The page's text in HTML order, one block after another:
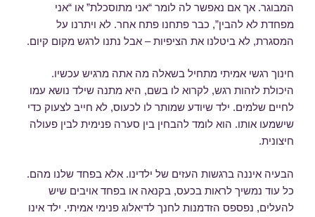
המבוגר. אך אם נאפשר לה לומר “אני מתוסכלת” או “אני
מפחדת לא להבין”, כבר פתחנו פתח אחר. לא ויתרנו על
המסגרת, לא ביטלנו את הציפיות – אבל נתנו לרגש מקום קיום.
חינוך רגשי אמיתי מתחיל בשאלה מה אתה מרגיש עכשיו.
היכולת לזהות רגש, לקרוא לו בשם, היא מתנה שילד נושא עמו
לחיים שלמים. ילד שיודע שמותר לו לכעוס, לא חייב לצעוק כדי
שישמעו אותו. הוא לומד להבחין בין סערה פנימית לבין פעולה
חיצונית.
הבעיה איננה ברגשות העזים של ילדינו. אלא בפחד שלנו מהם.
כל עוד נמשיך לראות בכעס, בקנאה או בפחד אויבים שיש
להעלים, נפספס הזדמנות לחנך לדיאלוג פנימי אמיתי. ילד אינו